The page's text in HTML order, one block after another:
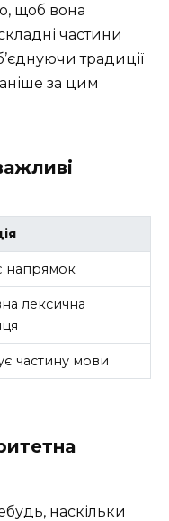
щоб вона
частини
традиції
за цим
напрямок
лексична
частину мови
наскільки